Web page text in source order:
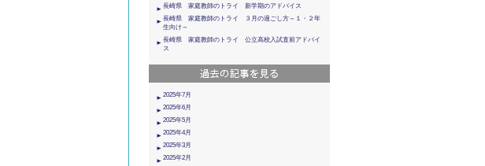
長崎県 家庭教師のトライ 新学期のアドバイス
長崎県 家庭教師のトライ ３月の過ごし方～１・２年
生向け～
長崎県 家庭教師のトライ 公立高校入試直前アドバイ
ス
2025年7月
2025年6月
2025年5月
2025年4月
2025年3月
2025年2月